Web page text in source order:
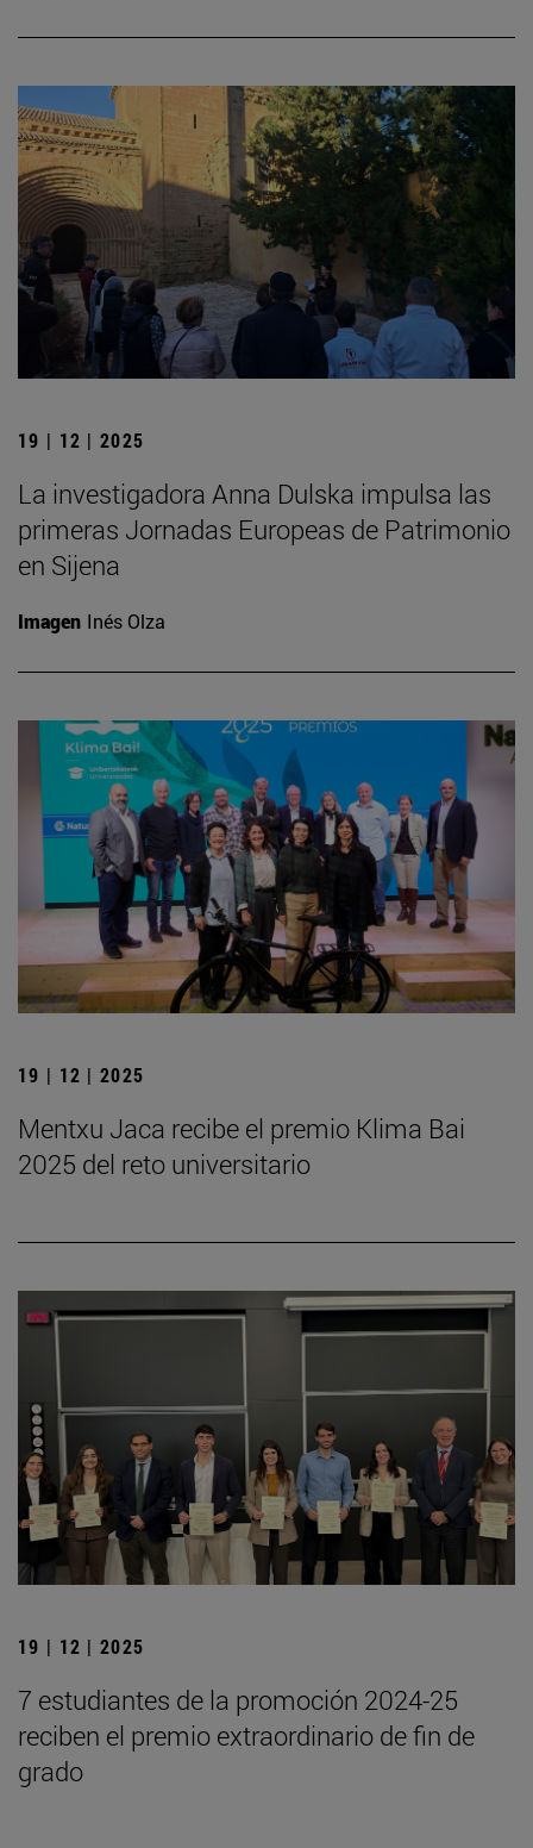
19 | 12 | 2025
La investigadora Anna Dulska impulsa las
primeras Jornadas Europeas de Patrimonio
en Sijena
Imagen Inés Olza
19 | 12 | 2025
Mentxu Jaca recibe el premio Klima Bai
2025 del reto universitario
19 | 12 | 2025
7 estudiantes de la promoción 2024-25
reciben el premio extraordinario de fin de
grado